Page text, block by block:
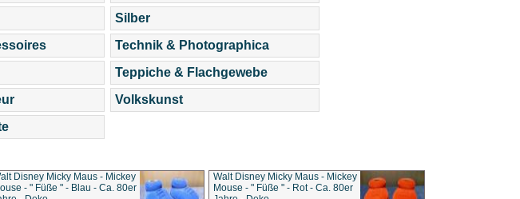
Silber
Technik & Photographica
Teppiche & Flachgewebe
Volkskunst
Disney Micky Maus - Mickey
- " Füße " - Blau - Ca. 80er
Walt Disney Micky Maus - Mickey
Mouse - " Füße " - Rot - Ca. 80er